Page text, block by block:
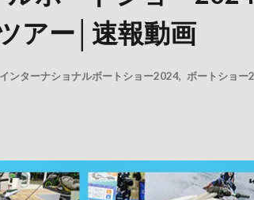
アー│速報動画
ンターナショナルボートショー2024 ボートショー